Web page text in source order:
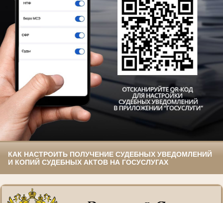
КАК НАСТРОИТЬ ПОЛУЧЕНИЕ СУДЕБНЫХ УВЕДОМЛЕНИЙ
И КОПИЙ СУДЕБНЫХ АКТОВ НА ГОСУСЛУГАХ